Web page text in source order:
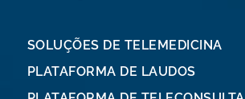
SOLUÇÕES DE TELEMEDICINA
PLATAFORMA DE LAUDOS